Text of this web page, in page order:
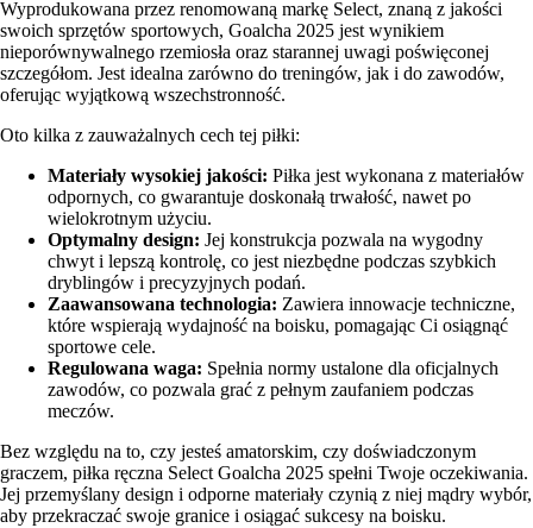
Wyprodukowana przez renomowaną markę Select, znaną z jakości
swoich sprzętów sportowych, Goalcha 2025 jest wynikiem
nieporównywalnego rzemiosła oraz starannej uwagi poświęconej
szczegółom. Jest idealna zarówno do treningów, jak i do zawodów,
oferując wyjątkową wszechstronność.
Oto kilka z zauważalnych cech tej piłki:
Materiały wysokiej jakości: Piłka jest wykonana z materiałów
odpornych, co gwarantuje doskonałą trwałość, nawet po
wielokrotnym użyciu.
Optymalny design: Jej konstrukcja pozwala na wygodny
chwyt i lepszą kontrolę, co jest niezbędne podczas szybkich
dryblingów i precyzyjnych podań.
Zaawansowana technologia: Zawiera innowacje techniczne,
które wspierają wydajność na boisku, pomagając Ci osiągnąć
sportowe cele.
Regulowana waga: Spełnia normy ustalone dla oficjalnych
zawodów, co pozwala grać z pełnym zaufaniem podczas
meczów.
Bez względu na to, czy jesteś amatorskim, czy doświadczonym
graczem, piłka ręczna Select Goalcha 2025 spełni Twoje oczekiwania.
Jej przemyślany design i odporne materiały czynią z niej mądry wybór,
aby przekraczać swoje granice i osiągać sukcesy na boisku.